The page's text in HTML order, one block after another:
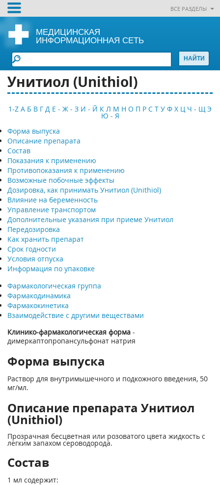
ВСЕ РАЗДЕЛЫ
МЕДИЦИНСКАЯ
ИНФОРМАЦИОННАЯ СЕТЬ
Унитиол (Unithiol)
1-Z А Б В Г Д Е - Ж - З И - Й К Л М Н О П Р С Т У Ф Х Ц Ч - Щ Э
Ю - Я
Форма выпуска
Описание препарата
Состав
Показания к применению
Противопоказания к применению
Возможные побочные эффекты
Дозировка, как принимать Унитиол (Unithiol)
Влияние на беременность
Управление транспортом
Дополнительные указания при приеме Унитиол
Передозировка
Как хранить препарат
Срок годности
Условия отпуска
Информация по упаковке
Фармакологическая группа
Фармакодинамика
Фармакокинетика
Взаимодействие с другими веществами
Клинико-фармакологическая форма -
димеркаптопропансульфонат натрия
Форма выпуска
Раствор для внутримышечного и подкожного введения, 50
мг/мл.
Описание препарата Унитиол
(Unithiol)
Прозрачная бесцветная или розоватого цвета жидкость с
легким запахом сероводорода.
Состав
1 мл содержит: